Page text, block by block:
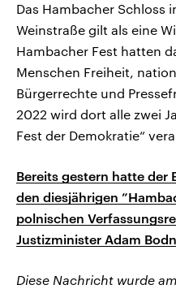
Das Hambacher Schloss
Weinstraße gilt als eine
Hambacher Fest hatten
Menschen Freiheit,
Bürgerrechte und
2022 wird dort alle zwei
Fest der Demokratie“
Bereits gestern hatte der
den diesjährigen
polnischen
Justizminister Adam
Diese Nachricht wurde